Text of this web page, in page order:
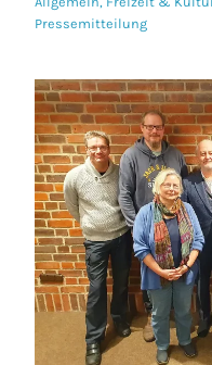
Pressemitteilung